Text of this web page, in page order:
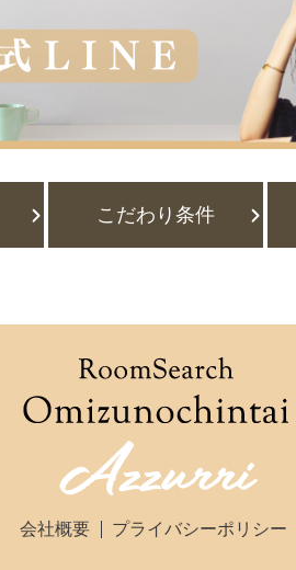
こだわり条件
会社概要 プライバシーポリシー